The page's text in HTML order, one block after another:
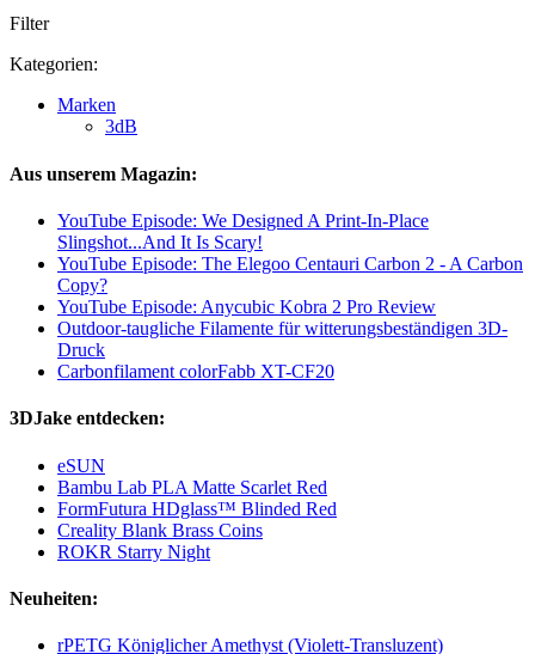
Filter
Kategorien:
Marken
3dB
Aus unserem Magazin:
YouTube Episode: We Designed A Print-In-Place
Slingshot...And It Is Scary!
YouTube Episode: The Elegoo Centauri Carbon 2 - A Carbon
Copy?
YouTube Episode: Anycubic Kobra 2 Pro Review
Outdoor-taugliche Filamente für witterungsbeständigen 3D-
Druck
Carbonfilament colorFabb XT-CF20
3DJake entdecken:
eSUN
Bambu Lab PLA Matte Scarlet Red
FormFutura HDglass™ Blinded Red
Creality Blank Brass Coins
ROKR Starry Night
Neuheiten:
rPETG Königlicher Amethyst (Violett-Transluzent)